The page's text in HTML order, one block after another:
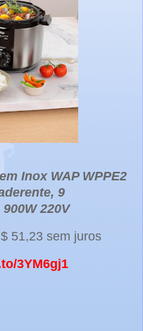
Inox WAP WPPE2
9
220V
51,23 sem juros
3YM6gj1